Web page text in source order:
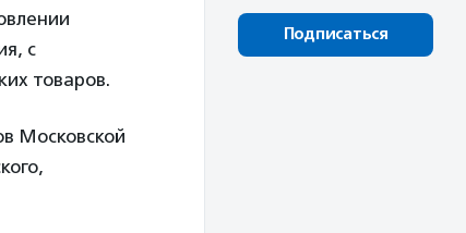
с
товаров.
Московской
Подписаться